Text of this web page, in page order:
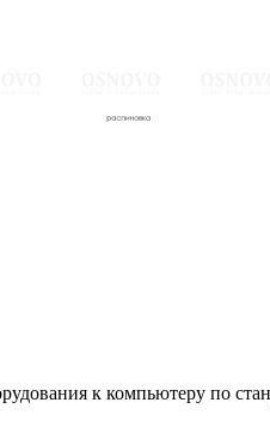
к компьютеру по